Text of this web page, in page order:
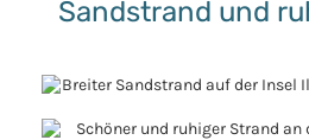
Sandstrand und